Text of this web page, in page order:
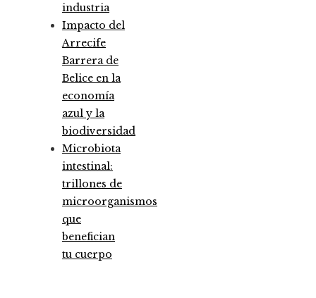
industria
Impacto del
Arrecife
Barrera de
Belice en la
economía
azul y la
biodiversidad
Microbiota
intestinal:
trillones de
microorganismos
que
benefician
tu cuerpo